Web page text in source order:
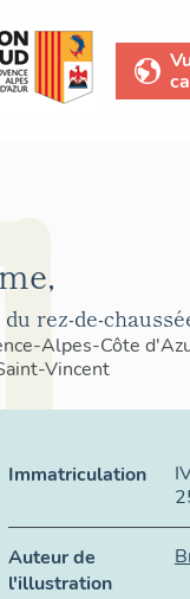
rez-de-
Alpes-Côte
Vincent
Immatriculation
Auteur de
l'illustration